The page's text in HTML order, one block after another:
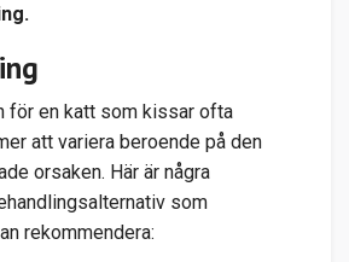
för en katt som kissar ofta
att variera beroende på den
orsaken. Här är några
som
rekommendera: